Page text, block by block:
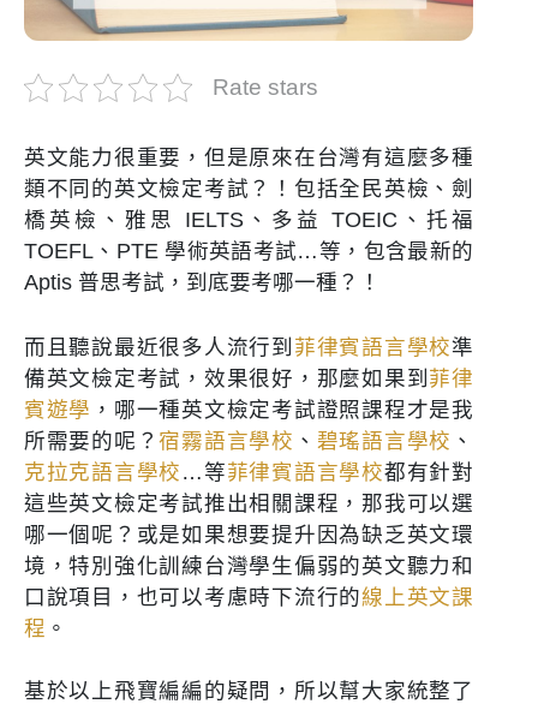
Rate stars
英文能力很重要，但是原來在台灣有這麼多種
類不同的英文檢定考試 ？！包括全民英檢、劍
橋英檢、雅思 IELTS、多益 TOEIC、托福
TOEFL、PTE 學術英語考試…等，包含最新的
Aptis 普思考試，到底要考哪一種？！
而且聽說最近很多人流行到 菲律賓語言學校準
備英文檢定考試，效果很好，那麼如果到 菲律
賓遊學 ，哪一種英文檢定考試證照課程才是我
所需要的呢？宿霧語言學校 、 碧瑤語言學校 、
克拉克語言學校 …等菲律賓語言學校都有針對
這些英文檢定考試推出相關課程，那我可以選
哪一個呢？或是如果想要提升因為缺乏英文環
境，特別強化訓練台灣學生偏弱的英文聽力和
口說項目，也可以考慮時下流行的線上英文課
程 。
基於以上飛寶編編的疑問，所以幫大家統整了